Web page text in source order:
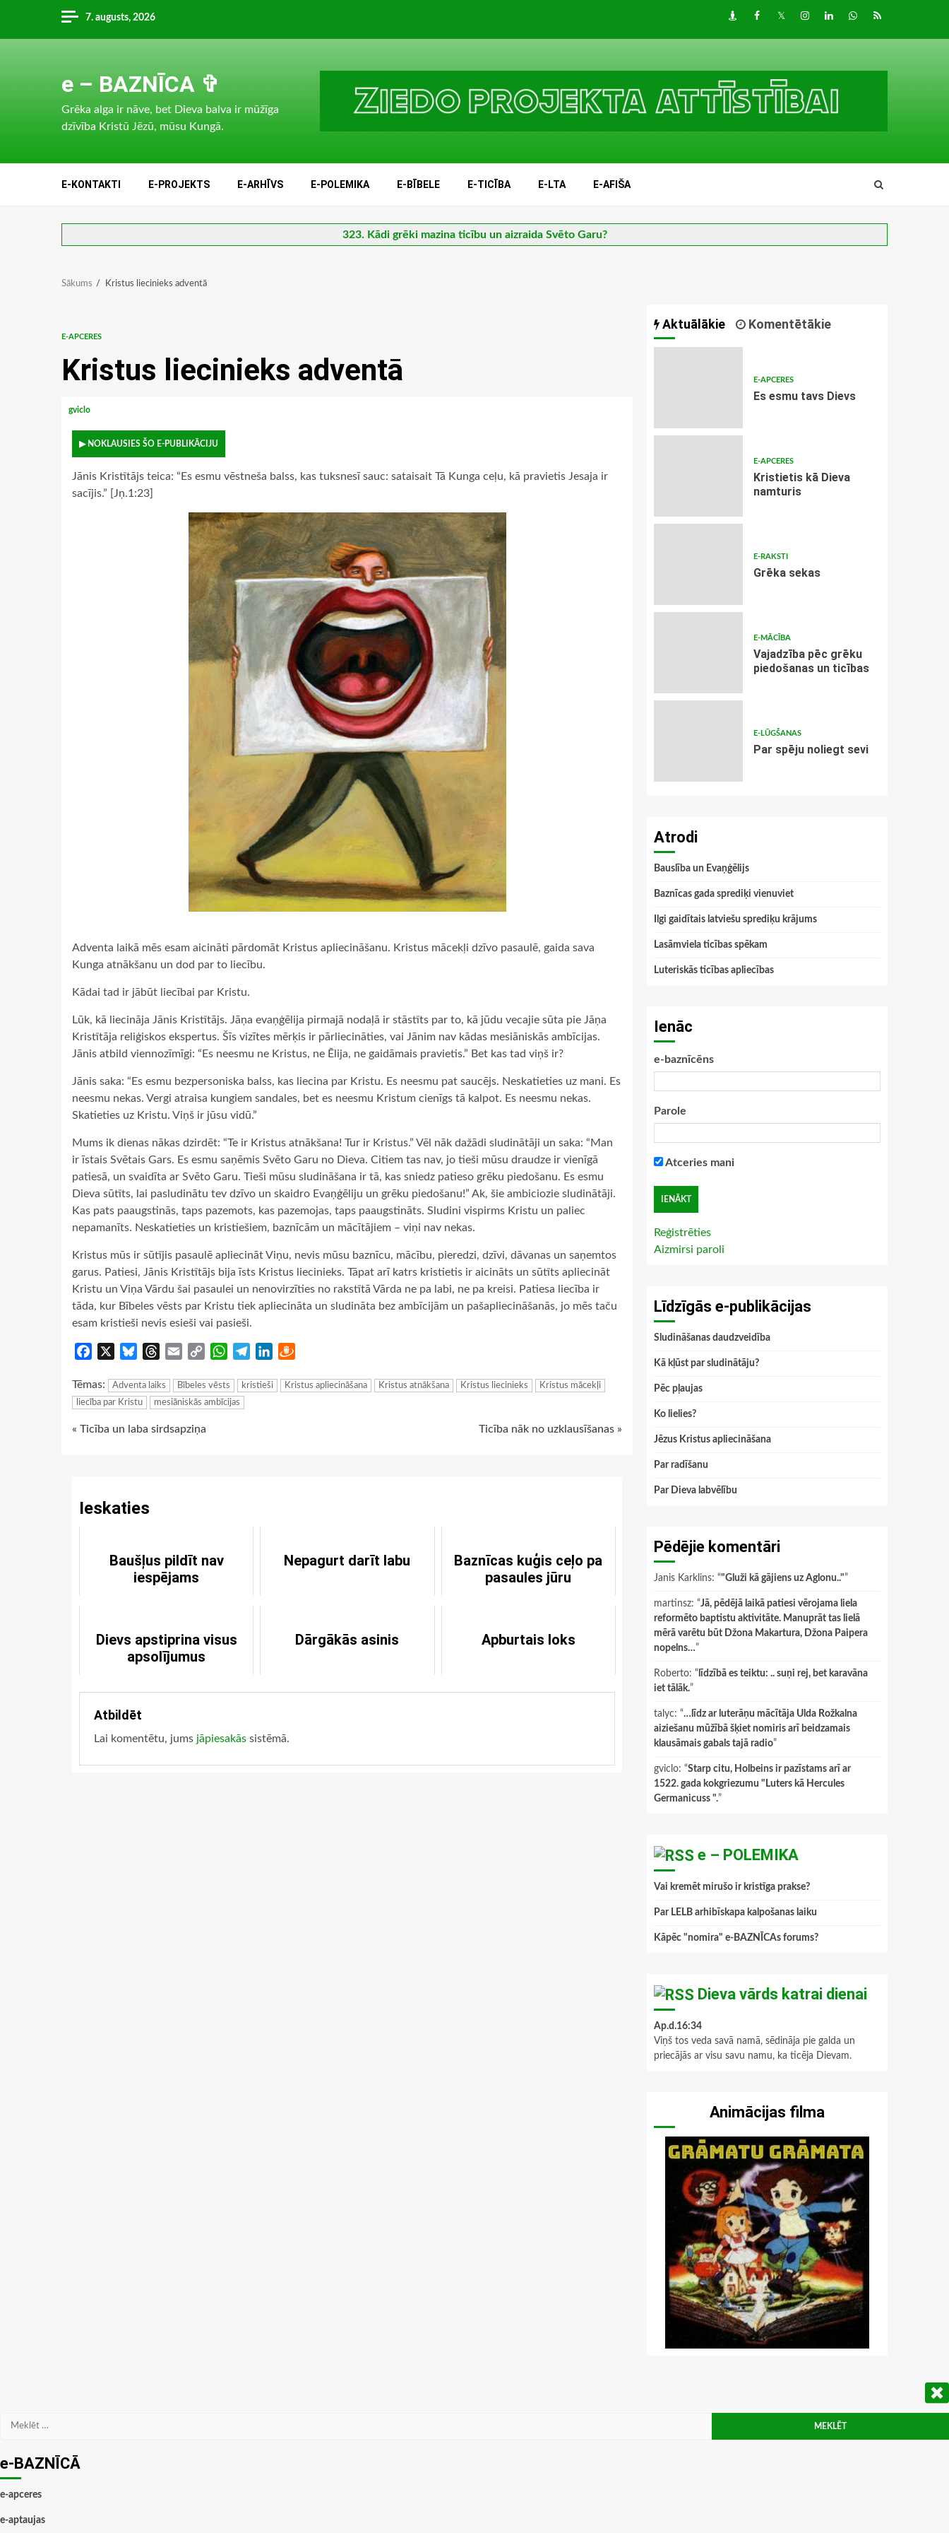
content
7. augusts, 2026 DraugiemFacebook
TwitterInstagram
LinkedInwhatsapp
RSS
e – BAZNĪCA ✞
Grēka alga ir nāve, bet Dieva balva ir mūžīga
dzīvība Kristū Jēzū, mūsu Kungā.
E-KONTAKTI E-PROJEKTS E-ARHĪVS E-POLEMIKA E-BĪBELE E-TICĪBA E-LTA E-AFIŠA
323. Kādi grēki mazina ticību un aizraida Svēto Garu?
Sākums Kristus liecinieks adventā
E-APCERES
Kristus liecinieks adventā
gviclo
▶ NOKLAUSIES ŠO E-PUBLIKĀCIJU
Jānis Kristītājs teica: “Es esmu vēstneša balss, kas tuksnesī sauc: sataisait Tā Kunga ceļu, kā pravietis Jesaja ir
sacījis.” [Jņ.1:23]
Adventa laikā mēs esam aicināti pārdomāt Kristus apliecināšanu. Kristus mācekļi dzīvo pasaulē, gaida sava
Kunga atnākšanu un dod par to liecību.
Kādai tad ir jābūt liecībai par Kristu.
Lūk, kā liecināja Jānis Kristītājs. Jāņa evaņģēlija pirmajā nodaļā ir stāstīts par to, kā jūdu vecajie sūta pie Jāņa
Kristītāja reliģiskos ekspertus. Šīs vizītes mērķis ir pārliecināties, vai Jānim nav kādas mesiāniskās ambīcijas.
Jānis atbild viennozīmīgi: “Es neesmu ne Kristus, ne Ēlija, ne gaidāmais pravietis.” Bet kas tad viņš ir?
Jānis saka: “Es esmu bezpersoniska balss, kas liecina par Kristu. Es neesmu pat saucējs. Neskatieties uz mani. Es
neesmu nekas. Vergi atraisa kungiem sandales, bet es neesmu Kristum cienīgs tā kalpot. Es neesmu nekas.
Skatieties uz Kristu. Viņš ir jūsu vidū.”
Mums ik dienas nākas dzirdēt: “Te ir Kristus atnākšana! Tur ir Kristus.” Vēl nāk dažādi sludinātāji un saka: “Man
ir īstais Svētais Gars. Es esmu saņēmis Svēto Garu no Dieva. Citiem tas nav, jo tieši mūsu draudze ir vienīgā
patiesā, un svaidīta ar Svēto Garu. Tieši mūsu sludināšana ir tā, kas sniedz patieso grēku piedošanu. Es esmu
Dieva sūtīts, lai pasludinātu tev dzīvo un skaidro Evaņģēliju un grēku piedošanu!” Ak, šie ambiciozie sludinātāji.
Kas pats paaugstinās, taps pazemots, kas pazemojas, taps paaugstināts. Sludini vispirms Kristu un paliec
nepamanīts. Neskatieties un kristiešiem, baznīcām un mācītājiem – viņi nav nekas.
Kristus mūs ir sūtījis pasaulē apliecināt Viņu, nevis mūsu baznīcu, mācību, pieredzi, dzīvi, dāvanas un saņemtos
garus. Patiesi, Jānis Kristītājs bija īsts Kristus liecinieks. Tāpat arī katrs kristietis ir aicināts un sūtīts apliecināt
Kristu un Viņa Vārdu šai pasaulei un nenovirzīties no rakstītā Vārda ne pa labi, ne pa kreisi. Patiesa liecība ir
tāda, kur Bībeles vēsts par Kristu tiek apliecināta un sludināta bez ambīcijām un pašapliecināšanās, jo mēs taču
esam kristieši nevis esieši vai pasieši.
Facebook BlueskyThreads
Email
Copy
WhatsApp
TelegramLinkedIn
Tēmas: Adventa laiks Bībeles vēsts kristieši Kristus apliecināšana Kristus atnākšana Kristus liecinieks
Kristus mācekļi
liecība par Kristu
mesiāniskās ambīcijas
Continue
« Ticība un laba sirdsapziņa Ticība nāk no uzklausīšanas »
Ieskaties
Baušļus pildīt nav
iespējams
Nepagurt darīt labu
Baznīcas kuģis ceļo pa
pasaules jūru
Dievs apstiprina visus
apsolījumus
Dārgākās asinis Apburtais loks
Atbildēt
Lai komentētu, jums jāpiesakās sistēmā.
Aktuālākie Komentētākie
E-APCERES
Es esmu tavs Dievs
E-APCERES
Kristietis kā Dieva
namturis
E-RAKSTI
Grēka sekas
E-MĀCĪBA
Vajadzība pēc grēku
piedošanas un ticības
E-LŪGŠANAS
Par spēju noliegt sevi
Atrodi
Bauslība un Evaņģēlijs
Baznīcas gada sprediķi vienuviet
Ilgi gaidītais latviešu sprediķu krājums
Lasāmviela ticības spēkam
Luteriskās ticības apliecības
Ienāc
e-baznīcēns
Parole
Atceries mani
Reģistrēties
Aizmirsi paroli
Līdzīgās e-publikācijas
Sludināšanas daudzveidība
Kā kļūst par sludinātāju?
Pēc pļaujas
Ko lielies?
Jēzus Kristus apliecināšana
Par radīšanu
Par Dieva labvēlību
Pēdējie komentāri
Janis Karklins: “"Gluži kā gājiens uz Aglonu.."”
martinsz: “Jā, pēdējā laikā patiesi vērojama liela
reformēto baptistu aktivitāte. Manuprāt tas lielā
mērā varētu būt Džona Makartura, Džona Paipera
nopelns…”
Roberto: “ līdzībā es teiktu: .. suņi rej, bet karavāna
iet tālāk.”
talyc: “…līdz ar luterāņu mācītāja Ulda Rožkalna
aiziešanu mūžībā šķiet nomiris arī beidzamais
klausāmais gabals tajā radio”
gviclo: “Starp citu, Holbeins ir pazīstams arī ar
1522. gada kokgriezumu "Luters kā Hercules
Germanicuss ".”
e – POLEMIKA
Vai kremēt mirušo ir kristīga prakse?
Par LELB arhibīskapa kalpošanas laiku
Kāpēc "nomira" e-BAZNĪCAs forums?
Dieva vārds katrai dienai
Ap.d.16:34
Viņš tos veda savā namā, sēdināja pie galda un
priecājās ar visu savu namu, ka ticēja Dievam.
Animācijas filma
Meklēt:
e-BAZNĪCĀ
e-apceres
e-aptaujas